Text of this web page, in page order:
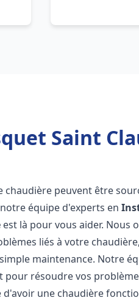
Saint
chaudière peuvent être
équipe d'experts en
est là pour vous aider. Nous
liés à votre
maintenance. Notre
résoudre vos
une chaudière